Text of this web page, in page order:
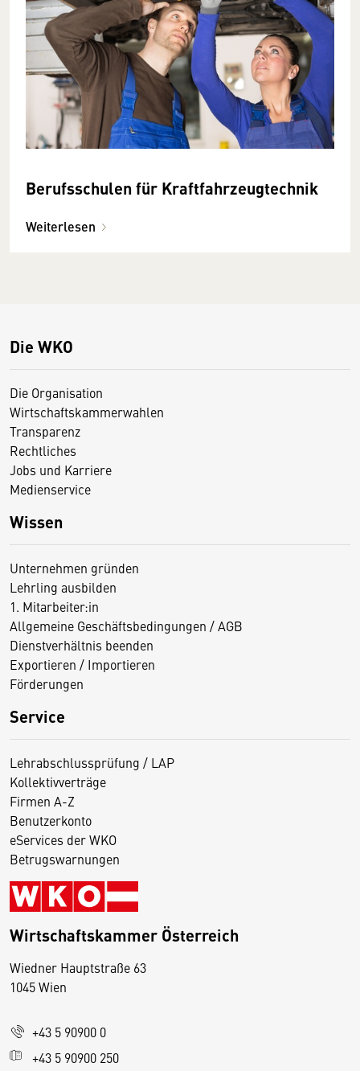
Berufsschulen für Kraftfahrzeugtechnik
Weiterlesen
Die WKO
Die Organisation
Wirtschaftskammerwahlen
Transparenz
Rechtliches
Jobs und Karriere
Medienservice
Wissen
Unternehmen gründen
Lehrling ausbilden
1. Mitarbeiter:in
Allgemeine Geschäftsbedingungen / AGB
Dienstverhältnis beenden
Exportieren / Importieren
Förderungen
Service
Lehrabschlussprüfung / LAP
Kollektivverträge
Firmen A-Z
Benutzerkonto
eServices der WKO
Betrugswarnungen
Wirtschaftskammer Österreich
Wiedner Hauptstraße 63
1045 Wien
+43 5 90900 0
+43 5 90900 250
D
s
e